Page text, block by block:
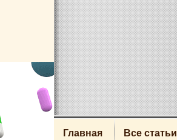
Главная Все статьи